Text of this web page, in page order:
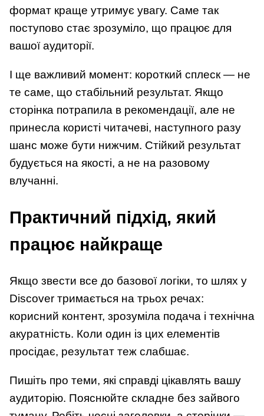
формат краще утримує увагу. Саме так
поступово стає зрозуміло, що працює для
вашої аудиторії.
І ще важливий момент: короткий сплеск — не
те саме, що стабільний результат. Якщо
сторінка потрапила в рекомендації, але не
принесла користі читачеві, наступного разу
шанс може бути нижчим. Стійкий результат
будується на якості, а не на разовому
влучанні.
Практичний підхід, який
працює найкраще
Якщо звести все до базової логіки, то шлях у
Discover тримається на трьох речах:
корисний контент, зрозуміла подача і технічна
акуратність. Коли один із цих елементів
просідає, результат теж слабшає.
Пишіть про теми, які справді цікавлять вашу
аудиторію. Пояснюйте складне без зайвого